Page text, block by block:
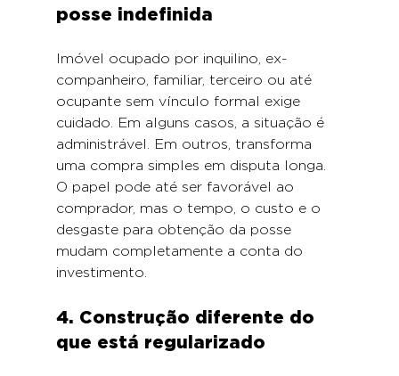
posse indefinida
Imóvel ocupado por inquilino, ex-
companheiro, familiar, terceiro ou até
ocupante sem vínculo formal exige
cuidado. Em alguns casos, a situação é
administrável. Em outros, transforma
uma compra simples em disputa longa.
O papel pode até ser favorável ao
comprador, mas o tempo, o custo e o
desgaste para obtenção da posse
mudam completamente a conta do
investimento.
4. Construção diferente do
que está regularizado